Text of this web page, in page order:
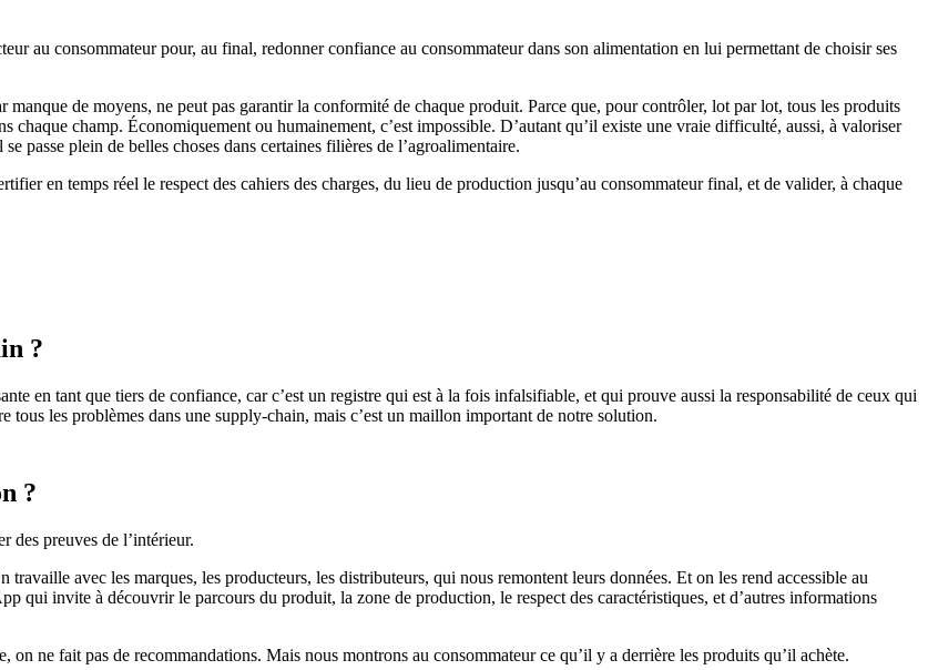
au consommateur pour, au final, redonner confiance au consommateur dans son alimentation en lui permettant de choisir ses
de moyens, ne peut pas garantir la conformité de chaque produit. Parce que, pour contrôler, lot par lot, tous les produits
chaque champ. Économiquement ou humainement, c’est impossible. D’autant qu’il existe une vraie difficulté, aussi, à valoriser
passe plein de belles choses dans certaines filières de l’agroalimentaire.
en temps réel le respect des cahiers des charges, du lieu de production jusqu’au consommateur final, et de valider, à chaque
?
en tant que tiers de confiance, car c’est un registre qui est à la fois infalsifiable, et qui prouve aussi la responsabilité de ceux qui
les problèmes dans une supply-chain, mais c’est un maillon important de notre solution.
?
des preuves de l’intérieur.
avec les marques, les producteurs, les distributeurs, qui nous remontent leurs données. Et on les rend accessible au
qui invite à découvrir le parcours du produit, la zone de production, le respect des caractéristiques, et d’autres informations
on ne fait pas de recommandations. Mais nous montrons au consommateur ce qu’il y a derrière les produits qu’il achète.